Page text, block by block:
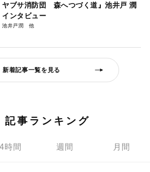
ヤブサ消防団 森へつづく道』池井戸 潤
インタビュー
池井戸潤
新着記事一覧を見る
記事ランキング
時間 週間 月間